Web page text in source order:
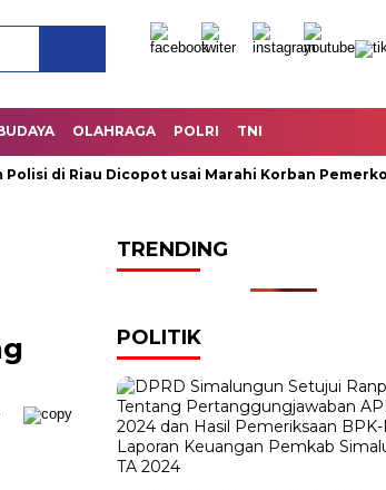
OLAHRAGA POLRI TNI
di Riau Dicopot usai Marahi Korban Pemerkosaan
TRENDING
POLITIK